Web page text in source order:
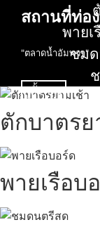
นับหิ่ง
พาย
ชม
ตักบาตรย
พายเรือบ
สถานที่ท่อ
"ตลาดน้ำอัมพวา"
ดูทั้งหมด